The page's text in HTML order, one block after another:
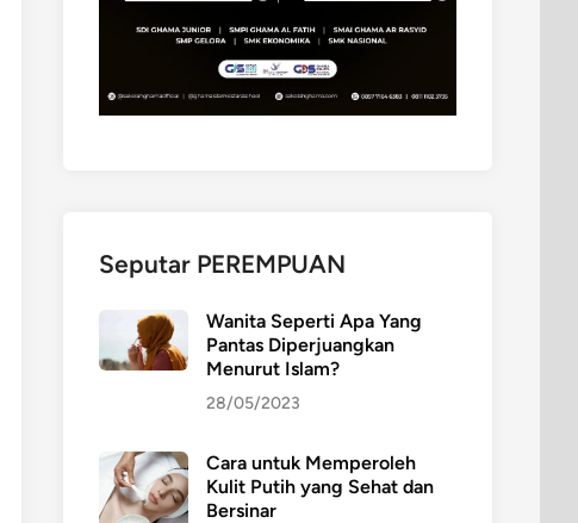
Seputar PEREMPUAN
Wanita Seperti Apa Yang
Pantas Diperjuangkan
Menurut Islam?
28/05/2023
Cara untuk Memperoleh
Kulit Putih yang Sehat dan
Bersinar